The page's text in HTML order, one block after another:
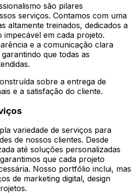
são pilares
serviços. Contamos com uma
altamente treinados, dedicados a
em cada projeto.
e a comunicação clara
que todas as
sobre a entrega de
e a satisfação do cliente.
variedade de serviços para
de nossos clientes. Desde
até soluções personalizadas
que cada projeto
Nosso portfólio inclui, mas
de marketing digital, design